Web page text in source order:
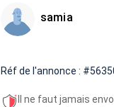
samia
Réf de l'annonce :
Il ne faut jamais